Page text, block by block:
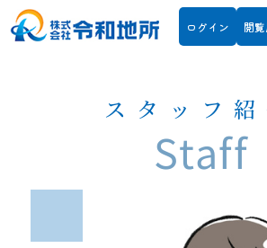
ログイン 閲
スタッフ紹
Staff